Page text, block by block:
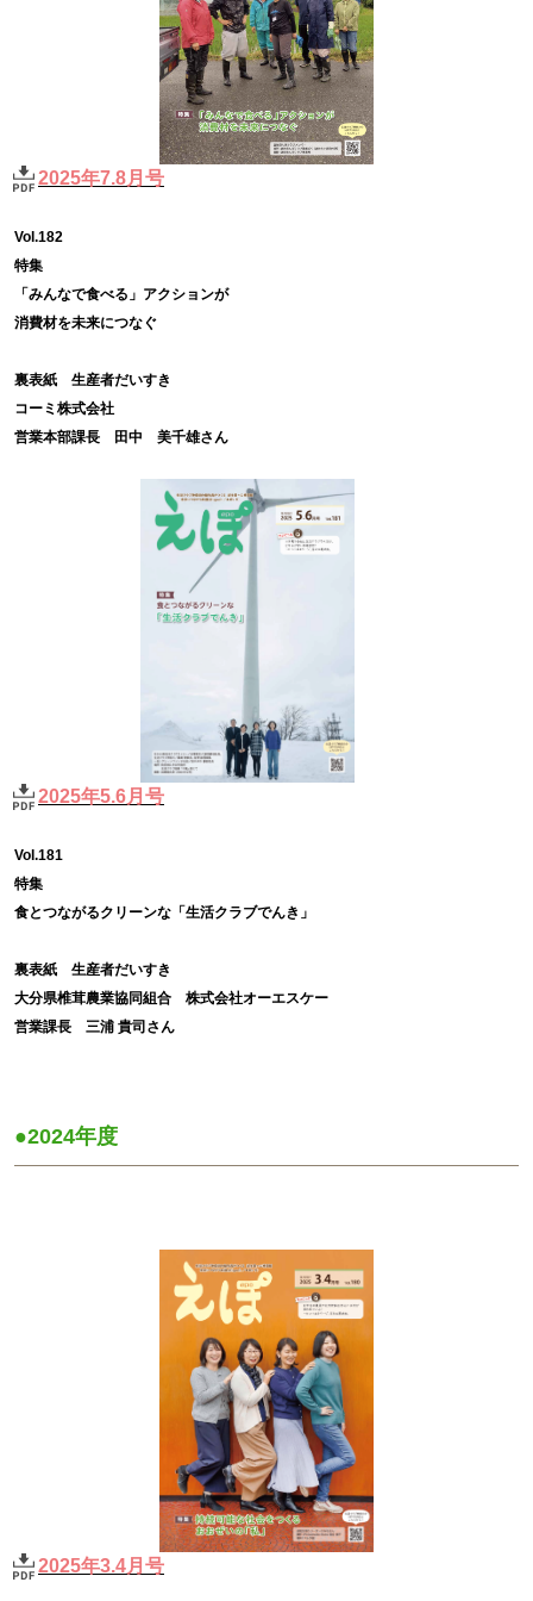
2025年7.8月号
Vol.182
特集
「みんなで食べる」アクションが
消費材を未来につなぐ
裏表紙 生産者だいすき
コーミ株式会社
営業本部課長 田中 美千雄さん
2025年5.6月号
Vol.181
特集
食とつながるクリーンな「生活クラブでんき」
裏表紙 生産者だいすき
大分県椎茸農業協同組合 株式会社オーエスケー
営業課長 三浦 貴司さん
●2024年度
2025年3.4月号